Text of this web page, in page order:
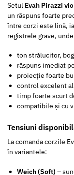
Setul Evah Pirazzi
un răspuns foarte
între corzi este lină,
registrele grave,
ton strălucitor,
răspuns imediat
proiecție foarte
control excelent
timp foarte scurt
compatibile și cu
Tensiuni
La comanda corzile
în variantele:
Weich (Soft) –